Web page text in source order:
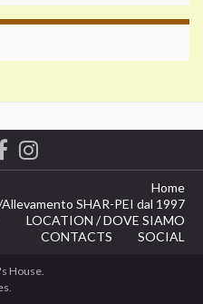
Home
Allevamento SHAR-PEI dal 1997
LOCATION / DOVE SIAMO
CONTACTS
SOCIAL
House.
.